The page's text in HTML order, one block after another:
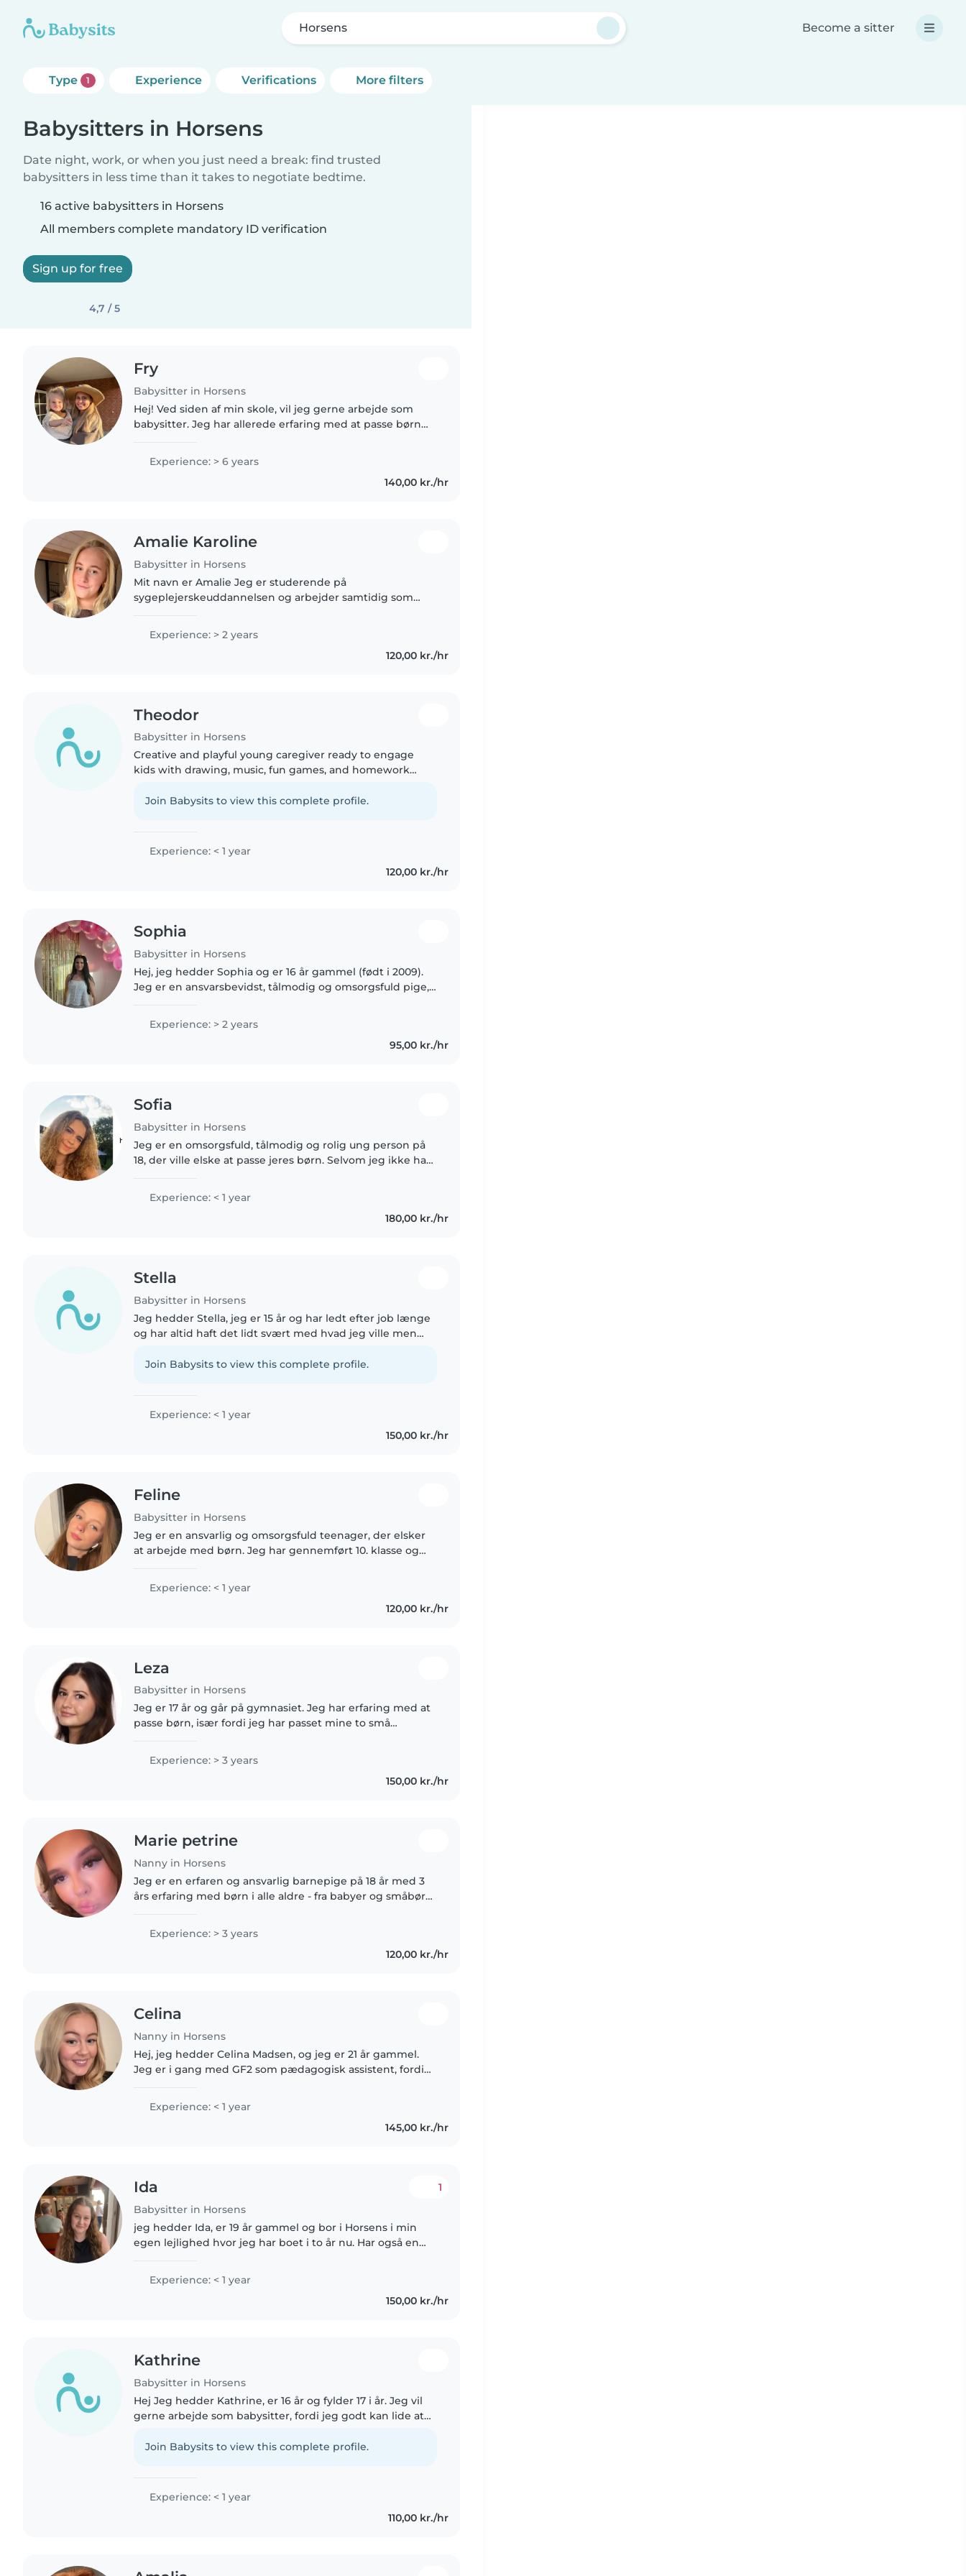
Horsens Become a sitter
Type 1 Experience Verifications More filters
Babysitters in Horsens
Date night, work, or when you just need a break: find trusted
babysitters in less time than it takes to negotiate bedtime.
16 active babysitters in Horsens
All members complete mandatory ID verification
Sign up for free
4,7 / 5
Fry
Babysitter in Horsens
Hej! Ved siden af min skole, vil jeg gerne arbejde som
babysitter. Jeg har allerede erfaring med at passe børn
udover at..
Experience: > 6 years
140,00 kr./hr
Amalie Karoline
Babysitter in Horsens
Mit navn er Amalie Jeg er studerende på
sygeplejerskeuddannelsen og arbejder samtidig som
Experience: > 2 years
120,00 kr./hr
Theodor
Babysitter in Horsens
Creative and playful young caregiver ready to engage
kids with drawing, music, fun games, and homework
Danish and English. Skilled..
Join Babysits to view this complete profile.
Experience: < 1 year
120,00 kr./hr
Sophia
Babysitter in Horsens
Hej, jeg hedder Sophia og er 16 år gammel (født i 2009).
Jeg er en ansvarsbevidst, tålmodig og omsorgsfuld pige,
skabe en tryg..
Experience: > 2 years
95,00 kr./hr
Sofia
Babysitter in Horsens
Jeg er en omsorgsfuld, tålmodig og rolig ung person på
18, der ville elske at passe jeres børn. Selvom jeg ikke har
at passe..
Experience: < 1 year
180,00 kr./hr
Stella
Babysitter in Horsens
Jeg hedder Stella, jeg er 15 år og har ledt efter job længe
og har altid haft det lidt svært med hvad jeg ville men
selv lidt..
Join Babysits to view this complete profile.
Experience: < 1 year
150,00 kr./hr
Feline
Babysitter in Horsens
Jeg er en ansvarlig og omsorgsfuld teenager, der elsker
at arbejde med børn. Jeg har gennemført 10. klasse og
Experience: < 1 year
120,00 kr./hr
Leza
Babysitter in Horsens
Jeg er 17 år og går på gymnasiet. Jeg har erfaring med at
passe børn, især fordi jeg har passet mine to små
vant til at være..
Experience: > 3 years
150,00 kr./hr
Marie petrine
Nanny in Horsens
Jeg er en erfaren og ansvarlig barnepige på 18 år med 3
års erfaring med børn i alle aldre - fra babyer og småbørn
Experience: > 3 years
120,00 kr./hr
Celina
Nanny in Horsens
Hej, jeg hedder Celina Madsen, og jeg er 21 år gammel.
Jeg er i gang med GF2 som pædagogisk assistent, fordi
trygge, sjove og..
Experience: < 1 year
145,00 kr./hr
Ida
Babysitter in Horsens
1
jeg hedder Ida, er 19 år gammel og bor i Horsens i min
egen lejlighed hvor jeg har boet i to år nu. Har også en
har studeret..
Experience: < 1 year
150,00 kr./hr
Kathrine
Babysitter in Horsens
Hej Jeg hedder Kathrine, er 16 år og fylder 17 i år. Jeg vil
gerne arbejde som babysitter, fordi jeg godt kan lide at
har før babysittet..
Join Babysits to view this complete profile.
Experience: < 1 year
110,00 kr./hr